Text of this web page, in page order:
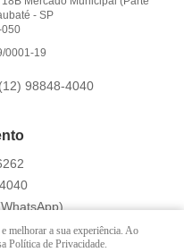
-SP
050
0001-19
(12) 98848-4040
às 16:00h
melhorar a sua experiência. Ao
Política de Privacidade.